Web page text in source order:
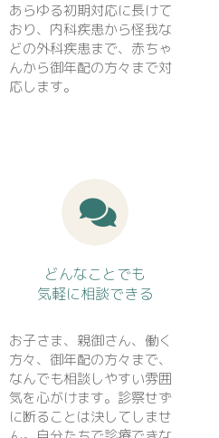
あらゆる初期対応に長けて
おり、内科疾患から怪我な
どの外科疾患まで、赤ちゃ
んから御年配の方々まで対
応します。
どんなことでも
気軽に相談できる
お子さま、親御さん、働く
方々、御年配の方々まで、
なんでも相談しやすい雰囲
気を心がけます。診察せず
に断ることは決してしませ